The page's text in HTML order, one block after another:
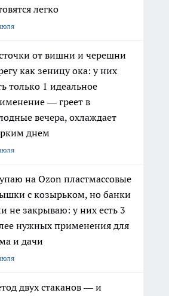
легко
от вишни и черешни
как зеницу ока: у них
только 1 идеальное
— греет в
вечера, охлаждает
днем
на Ozon пластмассовые
с козырьком, но банки
не закрываю: у них есть 3
нужных применения для
и дачи
двух стаканов — и